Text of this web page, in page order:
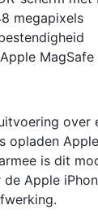
megapixels
MagSafe
over
opladen
is dit
Apple